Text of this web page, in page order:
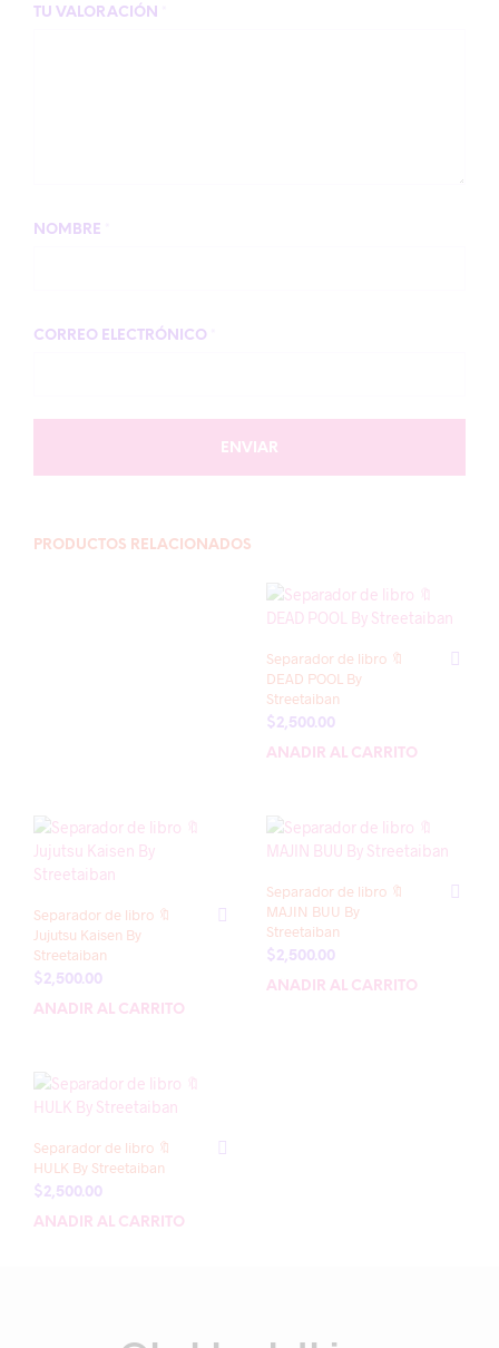
TU VALORACIÓN
NOMBRE
CORREO ELECTRÓNICO
PRODUCTOS RELACIONADOS
Separador de libro 🔖
DEAD POOL By
Streetaiban
$2,500.00
AÑADIR AL CARRITO
Separador de libro 🔖
Jujutsu Kaisen By
Streetaiban
$2,500.00
AÑADIR AL CARRITO
Separador de libro 🔖
MAJIN BUU By
Streetaiban
$2,500.00
AÑADIR AL CARRITO
Separador de libro 🔖
HULK By Streetaiban
$2,500.00
AÑADIR AL CARRITO